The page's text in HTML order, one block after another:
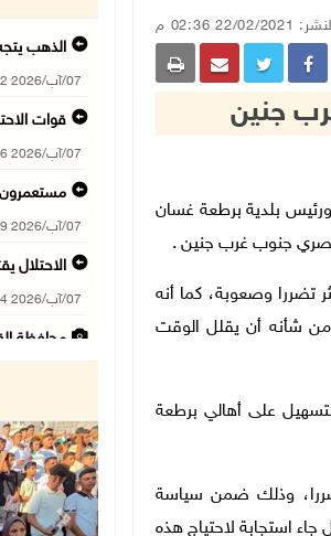
02:36 م
جنين
ورئيس بلدية برطعة غسان
جنوب غرب جنين .
تضررا وصعوبة، كما أنه
من شأنه أن يقلل الوقت
على أهالي برطعة
وذلك ضمن سياسة
جاء استجابة لاحتياج هذه
الذهب
07/آب/2026 10:12 ص
قوات
07/آب/2026 09:06 ص
مستعمرون
07/آب/2026 08:39 ص
الاحتلال
07/آب/2026 08:24 ص
محافظة
07/آب/2026 08:15 ص
تواصل
06/آب/2026 11:53 م
Next